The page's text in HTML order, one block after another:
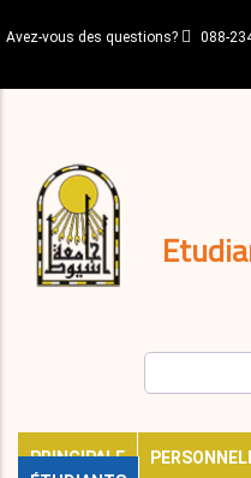
au
principal
Avez-vous des questions? 088-
PRINCIPALE
décisions
Expatriés
Journal